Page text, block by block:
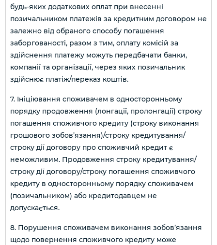
будь-яких додаткових оплат при внесенні
позичальником платежів за кредитним договором не
залежно від обраного способу погашення
заборгованості, разом з тим, оплату комісій за
здійснення платежу можуть передбачати банки,
компанії та організації, через яких позичальник
здійснює платіж/переказ коштів.
7. Ініціювання споживачем в односторонньому
порядку продовження (лонгації, пролонгації) строку
погашення споживчого кредиту (строку виконання
грошового зобов’язання)/строку кредитування/
строку дії договору про споживчий кредит є
неможливим. Продовження строку кредитування/
строку дії договору/строку погашення споживчого
кредиту в односторонньому порядку споживачем
(позичальником) або кредитодавцем не
допускається.
8. Порушення споживачем виконання зобов’язання
щодо повернення споживчого кредиту може